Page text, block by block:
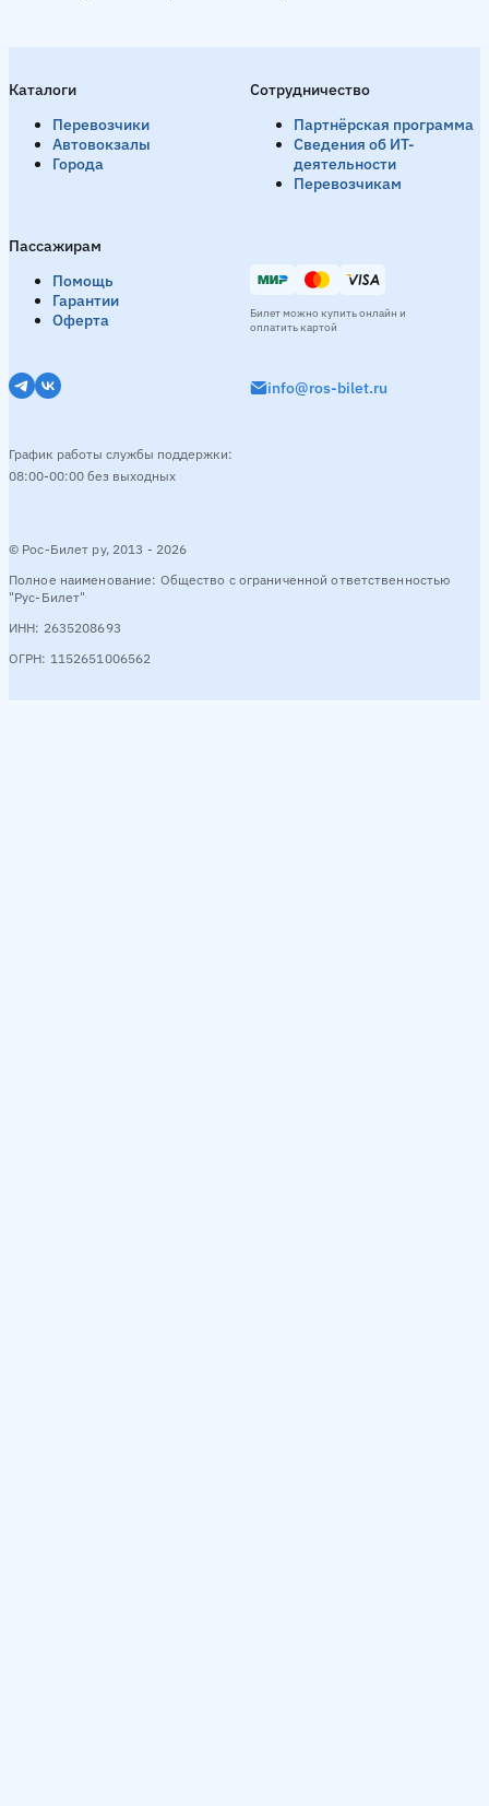
Каталоги
Перевозчики
Автовокзалы
Города
Пассажирам
Помощь
Гарантии
Оферта
Сотрудничество
Партнёрская программа
Сведения об ИТ-
деятельности
Перевозчикам
© Рос-Билет ру, 2013 - 2026
Полное наименование: Общество с ограниченной ответственностью
"Рус-Билет"
ИНН: 2635208693
ОГРН: 1152651006562
info@ros-bilet.ru
График работы службы поддержки:
08:00-00:00 без выходных
Билет можно купить онлайн и
оплатить картой